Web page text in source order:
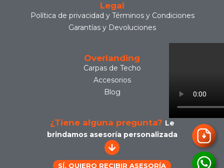
Legal
Política de privacidad y Términos y Condiciones
Garantías y Devoluciones
Overlanding
Carpas de Techo
Accesorios
Blog
¿Tiene alguna pregunta? Le
brindamos asesoría personalizada
SÍ, QUIERO RECIBIR ASESORÍA